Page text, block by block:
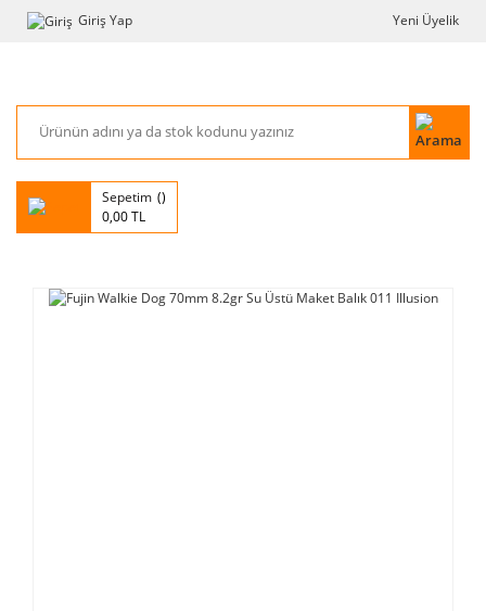
Giriş Yap Yeni Üyelik
Sepetim
0,00 TL